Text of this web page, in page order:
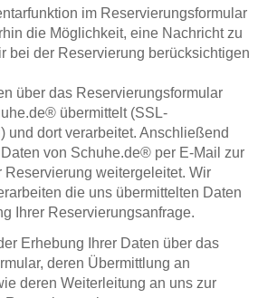
im Reservierungsformular
die Möglichkeit, eine Nachricht zu
bei der Reservierung berücksichtigen
über das Reservierungsformular
übermittelt (SSL-
und dort verarbeitet. Anschließend
von Schuhe.de® per E-Mail zur
Reservierung weitergeleitet. Wir
die uns übermittelten Daten
Ihrer Reservierungsanfrage.
Erhebung Ihrer Daten über das
deren Übermittlung an
deren Weiterleitung an uns zur